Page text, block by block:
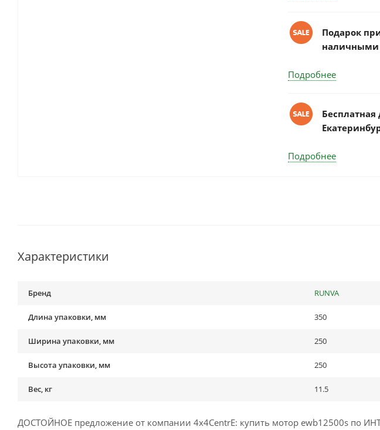
Подарок
наличными
Подробнее
Подробнее
Характеристики
Бренд RUNVA
Длина упаковки, мм 350
Ширина упаковки, мм 250
Высота упаковки, мм 250
Вес, кг 11.5
ДОСТОЙНОЕ предложение от компании 4x4CentrE: купить мотор ewb12500s по